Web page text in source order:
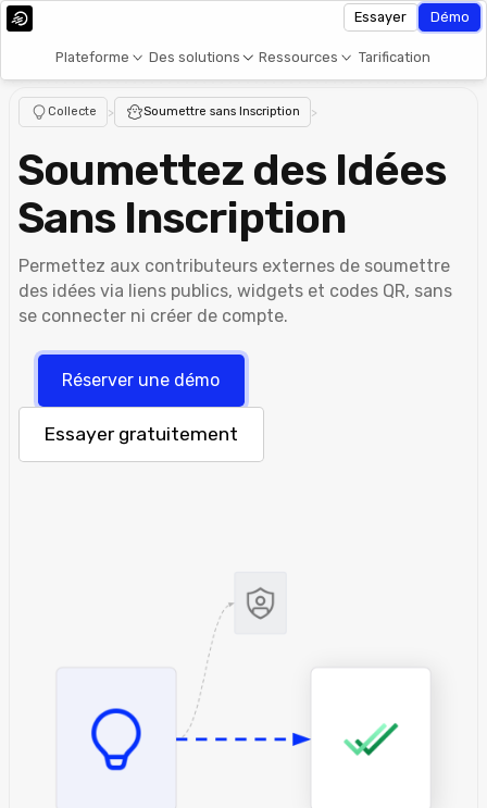
Plateforme Des solutions Ressources Tarification
Essayer Démo
Collecte > Soumettre sans Inscription >
Soumettez des Idées
Sans Inscription
Permettez aux contributeurs externes de soumettre
des idées via liens publics, widgets et codes QR, sans
se connecter ni créer de compte.
Réserver une démo
Essayer gratuitement